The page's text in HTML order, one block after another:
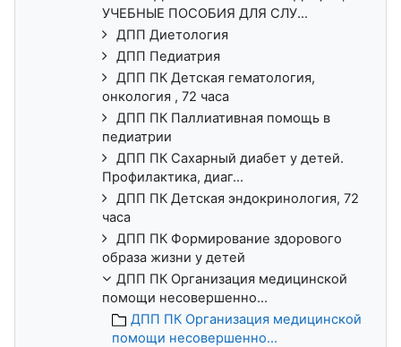
УЧЕБНЫЕ ПОСОБИЯ ДЛЯ СЛУ...
ДПП Диетология
ДПП Педиатрия
ДПП ПК Детская гематология,
онкология , 72 часа
ДПП ПК Паллиативная помощь в
педиатрии
ДПП ПК Сахарный диабет у детей.
Профилактика, диаг...
ДПП ПК Детская эндокринология, 72
часа
ДПП ПК Формирование здорового
образа жизни у детей
ДПП ПК Организация медицинской
помощи несовершенно...
ДПП ПК Организация медицинской
помощи несовершенно...